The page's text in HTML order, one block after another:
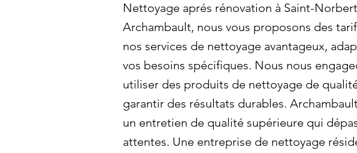
Nettoyage aprés rénovation à Saint-
Archambault, nous vous proposons des
nos services de nettoyage avantageux,
vos besoins spécifiques. Nous nous
utiliser des produits de nettoyage de
garantir des résultats durables.
un entretien de qualité supérieure qui
attentes. Une entreprise de nettoyage